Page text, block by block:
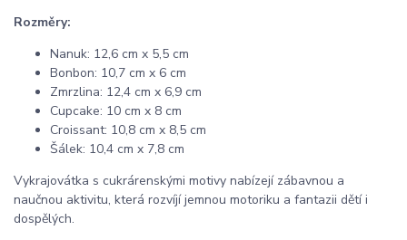
Rozměry:
Nanuk: 12,6 cm x 5,5 cm
Bonbon: 10,7 cm x 6 cm
Zmrzlina: 12,4 cm x 6,9 cm
Cupcake: 10 cm x 8 cm
Croissant: 10,8 cm x 8,5 cm
Šálek: 10,4 cm x 7,8 cm
Vykrajovátka s cukrárenskými motivy nabízejí zábavnou a
naučnou aktivitu, která rozvíjí jemnou motoriku a fantazii dětí i
dospělých.